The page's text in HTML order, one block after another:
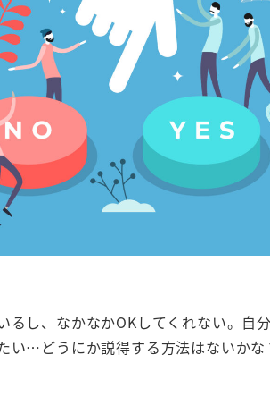
るし、なかなかOKしてくれない。自
い…どうにか説得する方法はないかな